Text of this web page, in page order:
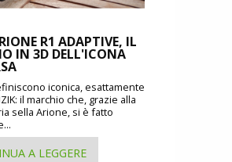
R1 ADAPTIVE, IL
IN 3D DELL'ICONA
iconica, esattamente
il marchio che, grazie alla
sella Arione, si è fatto
A LEGGERE